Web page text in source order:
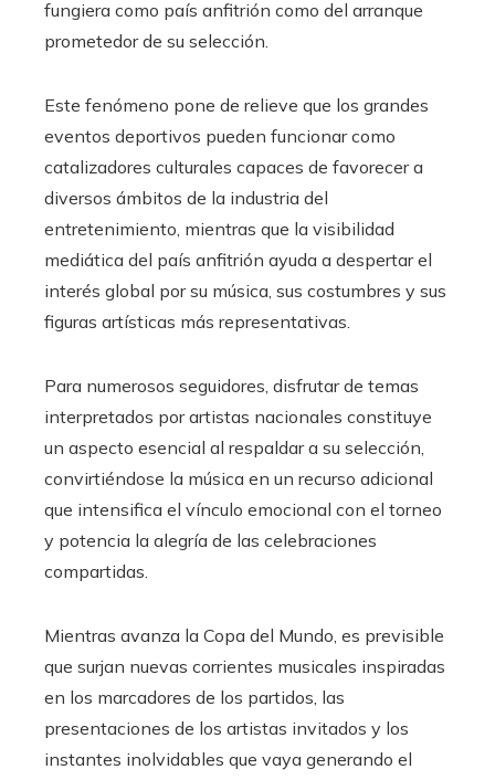
fungiera como país anfitrión como del arranque
prometedor de su selección.
Este fenómeno pone de relieve que los grandes
eventos deportivos pueden funcionar como
catalizadores culturales capaces de favorecer a
diversos ámbitos de la industria del
entretenimiento, mientras que la visibilidad
mediática del país anfitrión ayuda a despertar el
interés global por su música, sus costumbres y sus
figuras artísticas más representativas.
Para numerosos seguidores, disfrutar de temas
interpretados por artistas nacionales constituye
un aspecto esencial al respaldar a su selección,
convirtiéndose la música en un recurso adicional
que intensifica el vínculo emocional con el torneo
y potencia la alegría de las celebraciones
compartidas.
Mientras avanza la Copa del Mundo, es previsible
que surjan nuevas corrientes musicales inspiradas
en los marcadores de los partidos, las
presentaciones de los artistas invitados y los
instantes inolvidables que vaya generando el